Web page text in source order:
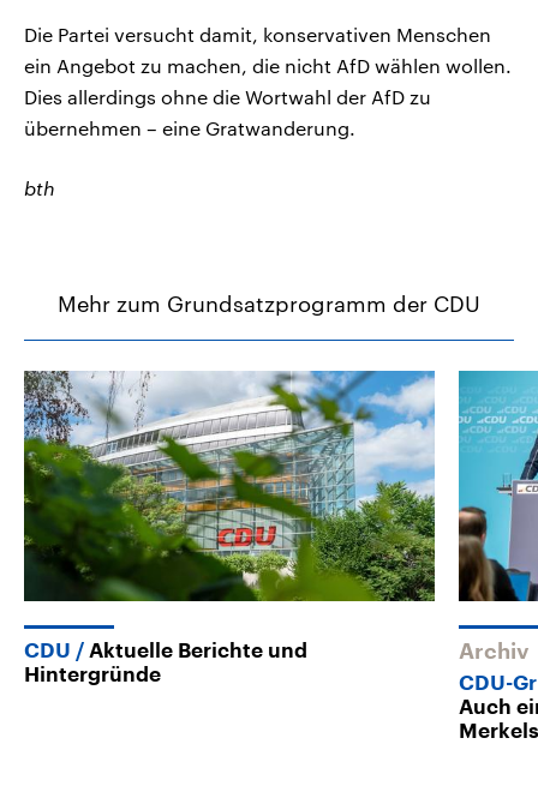
Die Partei versucht damit, konservativen Menschen
ein Angebot zu machen, die nicht AfD wählen wollen.
Dies allerdings ohne die Wortwahl der AfD zu
übernehmen – eine Gratwanderung.
bth
Mehr zum Grundsatzprogramm der CDU
CDU
Aktuelle Berichte und
Hintergründe
Archiv
CDU-
Auch